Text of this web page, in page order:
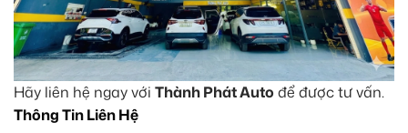
Hãy liên hệ ngay với Thành Phát Auto để được tư vấn.
Thông Tin Liên Hệ